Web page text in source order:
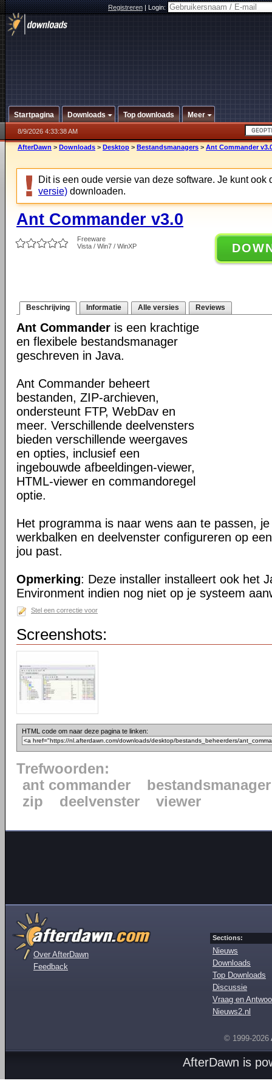
Registreren|Login:
Startpagina Downloads Top downloads Meer
8/9/2026 4:33:38 AM
AfterDawn > Downloads > Desktop > Bestandsmanagers > Ant Commander
Dit is een oude versie van deze software. Je kunt ook
versie) downloaden.
Ant Commander v3.0
Freeware
Vista / Win7 / WinXP
Beschrijving Informatie Alle versies Reviews
Ant Commander is een krachtige
en flexibele bestandsmanager
geschreven in Java.
Ant Commander beheert
bestanden, ZIP-archieven,
ondersteunt FTP, WebDav en
meer. Verschillende deelvensters
bieden verschillende weergaves
en opties, inclusief een
ingebouwde afbeeldingen-viewer,
HTML-viewer en commandoregel
optie.
Het programma is naar wens aan te passen,
werkbalken en deelvenster configureren op
jou past.
Opmerking: Deze installer installeert ook het
Environment indien nog niet op je systeem
Stel een correctie voor
Screenshots:
HTML code om naar deze pagina te linken:
Trefwoorden:
ant commander
bestandsmanager
zip
deelvenster viewer
Over AfterDawn
Feedback
Sections:
Nieuws
Downloads
Top Downloads
Discussie
Vraag en
Nieuws2.nl
© 1999-2026
AfterDawn is